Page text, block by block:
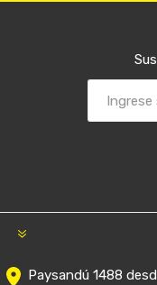
Paysandú 1488